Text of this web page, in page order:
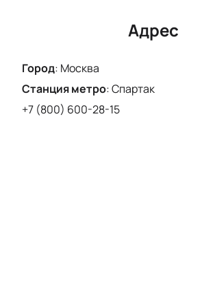
Адрес
Город: Москва
Станция метро:Спартак
+7 (800) 600-28-15